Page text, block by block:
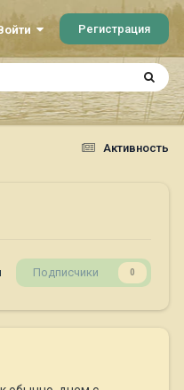
Регистрация
Активность
Подписчики 0